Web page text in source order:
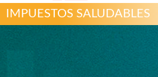
IMPUESTOS SALUDABLES